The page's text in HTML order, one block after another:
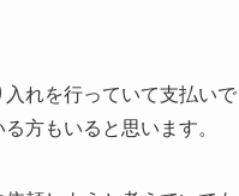
れを行っていて支払い
方もいると思います。